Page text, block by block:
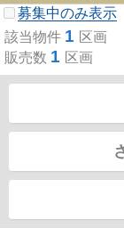
募集中のみ表示
該当物件 1 区画
販売数 1 区画